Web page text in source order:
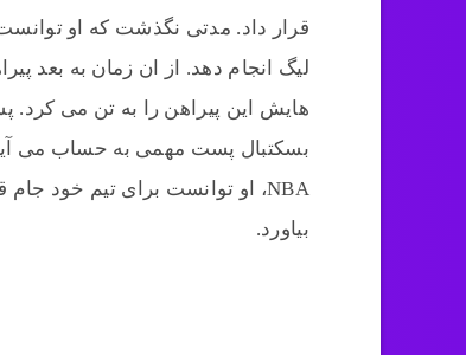
هایش این پیراهن را به تن می
بسکتبال پست مهمی به حساب می
بیاورد.